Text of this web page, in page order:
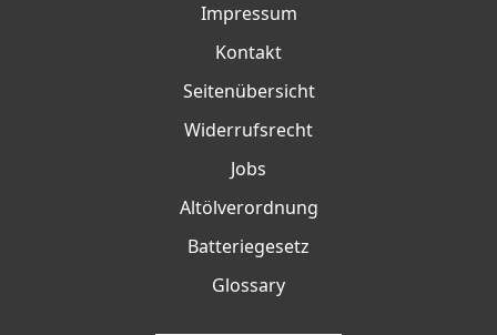
Impressum
Kontakt
Seitenübersicht
Widerrufsrecht
Jobs
Altölverordnung
Batteriegesetz
Glossary